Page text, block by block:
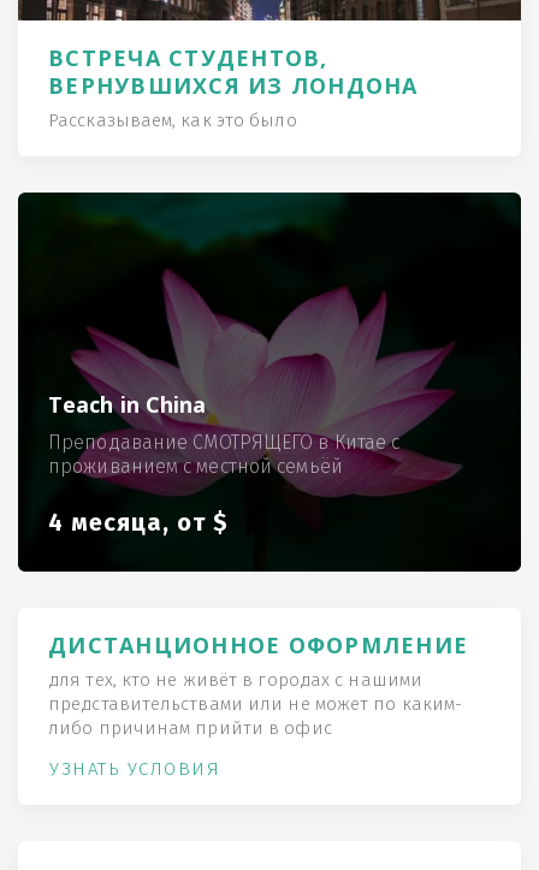
ВСТРЕЧА СТУДЕНТОВ,
ВЕРНУВШИХСЯ ИЗ ЛОНДОНА
Рассказываем, как это было
Teach in China
Преподавание СМОТРЯЩЕГО в Китае с
проживанием с местной семьёй
4 месяца, от $
ДИСТАНЦИОННОЕ ОФОРМЛЕНИЕ
для тех, кто не живёт в городах с нашими
представительствами или не может по каким-
либо причинам прийти в офис
УЗНАТЬ УСЛОВИЯ